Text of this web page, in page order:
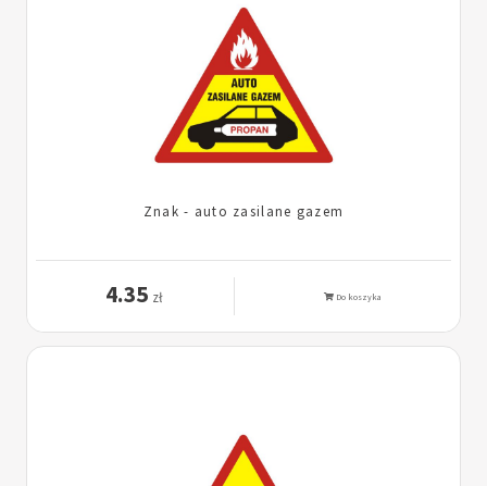
Znak - auto zasilane gazem
4.35 zł Do koszyka